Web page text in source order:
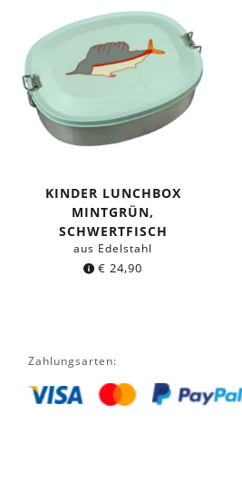
KINDER LUNCHBOX
MINTGRÜN,
SCHWERTFISCH
aus Edelstahl
€ 24,90
Zahlungsarten: